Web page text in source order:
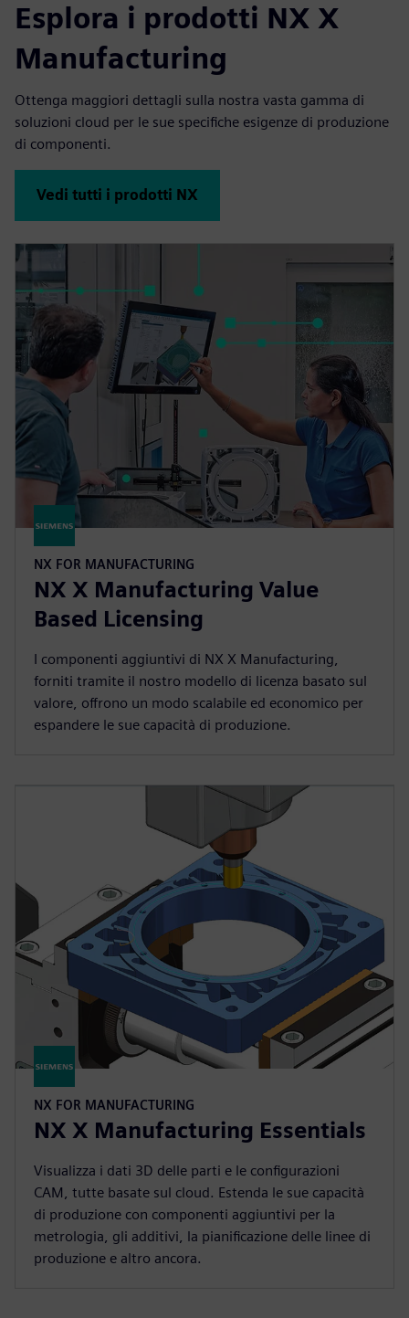
Esplora i prodotti NX X
Manufacturing
Ottenga maggiori dettagli sulla nostra vasta gamma di
soluzioni cloud per le sue specifiche esigenze di produzione
di componenti.
Vedi tutti i prodotti NX
NX FOR MANUFACTURING
NX X Manufacturing Value
Based Licensing
I componenti aggiuntivi di NX X Manufacturing,
forniti tramite il nostro modello di licenza basato sul
valore, offrono un modo scalabile ed economico per
espandere le sue capacità di produzione.
NX FOR MANUFACTURING
NX X Manufacturing Essentials
Visualizza i dati 3D delle parti e le configurazioni
CAM, tutte basate sul cloud. Estenda le sue capacità
di produzione con componenti aggiuntivi per la
metrologia, gli additivi, la pianificazione delle linee di
produzione e altro ancora.